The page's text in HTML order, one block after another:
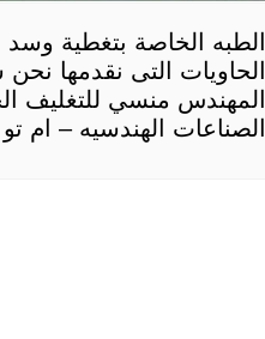
الطبه الخاصة بتغطية
الحاويات التى نقدمها
المهندس منسي للتغليف
الصناعات الهندسيه – ام